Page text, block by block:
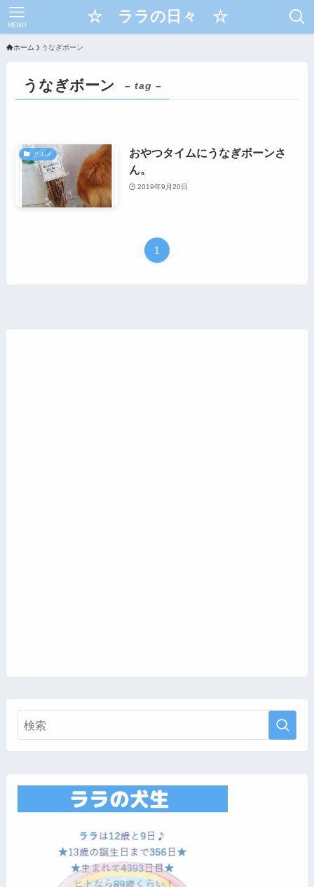
☆ ララの日々 ☆
MENU
ホーム うなぎボーン
うなぎボーン – tag –
グルメ
おやつタイムにうなぎボーンさ
ん。
2019年9月20日
1